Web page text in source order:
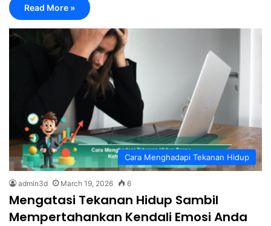
Read More »
Cara Menghadapi Tekanan Hidup
admin3d March 19, 2026 6
Mengatasi Tekanan Hidup Sambil
Mempertahankan Kendali Emosi Anda